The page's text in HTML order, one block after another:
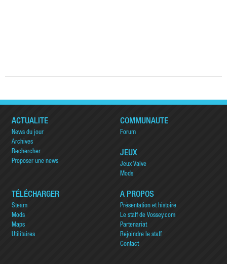
ACTUALITÉ
News du jour
Archives
Rechercher
Proposer une news
COMMUNAUTÉ
Forum
JEUX
Jeux Valve
Mods
TÉLÉCHARGER
Steam
Mods
Maps
Utilitaires
A PROPOS
Présentation et histoire
Le staff de Vossey.com
Partenariat
Rejoindre le staff
Contact